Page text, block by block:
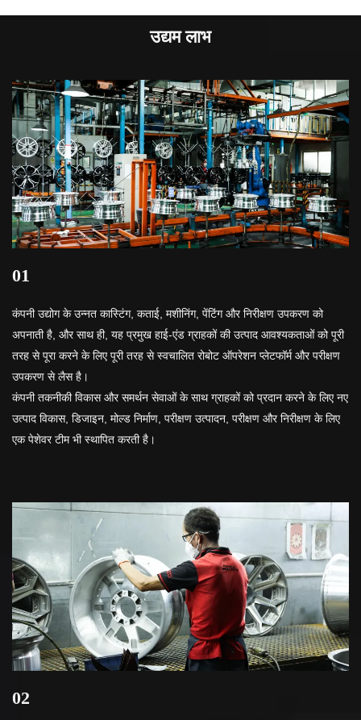
उद्यम लाभ
01
कंपनी उद्योग के उन्नत कास्टिंग, कताई, मशीनिंग, पेंटिंग और निरीक्षण उपकरण को
अपनाती है, और साथ ही, यह प्रमुख हाई-एंड ग्राहकों की उत्पाद आवश्यकताओं को पूरी
तरह से पूरा करने के लिए पूरी तरह से स्वचालित रोबोट ऑपरेशन प्लेटफॉर्म और परीक्षण
उपकरण से लैस है।
कंपनी तकनीकी विकास और समर्थन सेवाओं के साथ ग्राहकों को प्रदान करने के लिए नए
उत्पाद विकास, डिजाइन, मोल्ड निर्माण, परीक्षण उत्पादन, परीक्षण और निरीक्षण के लिए
एक पेशेवर टीम भी स्थापित करती है।
02